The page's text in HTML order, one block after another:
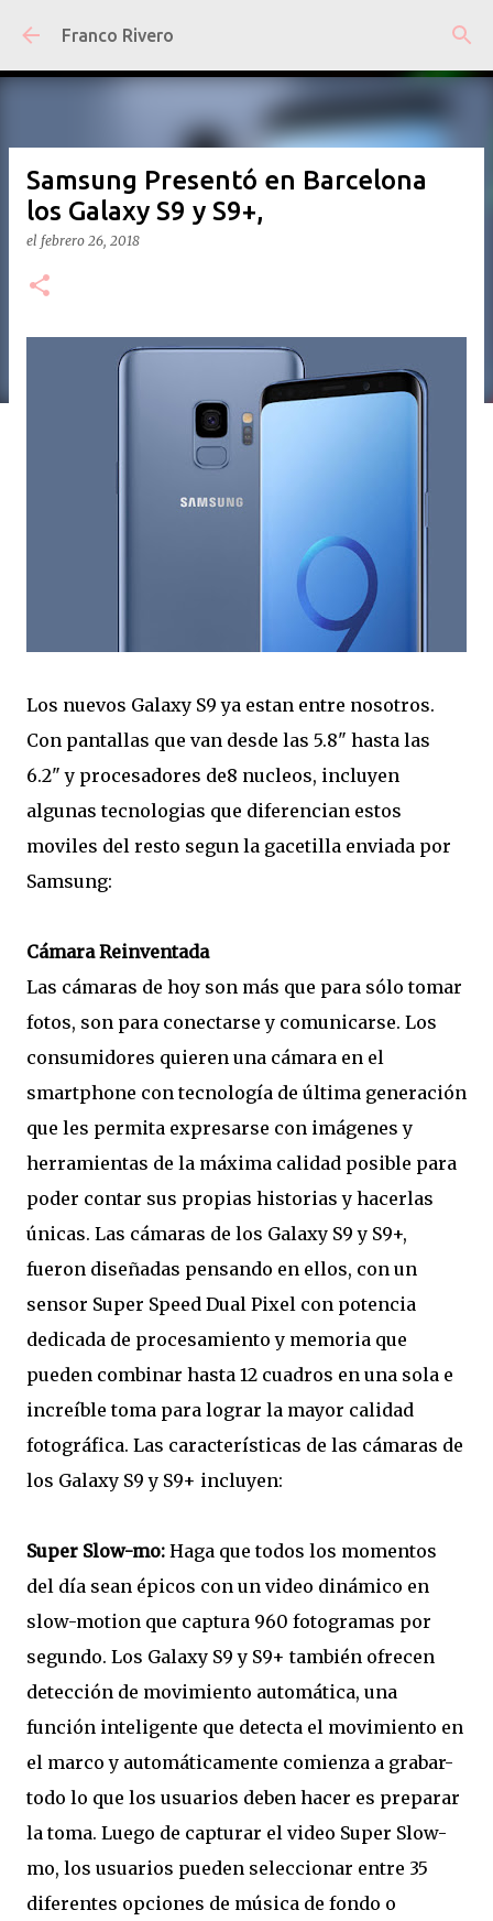
Ir al contenido principal
Franco Rivero
Samsung Presentó en Barcelona
los Galaxy S9 y S9+,
el febrero 26, 2018
Los nuevos Galaxy S9 ya estan entre nosotros.
Con pantallas que van desde las 5.8" hasta las
6.2" y procesadores de8 nucleos, incluyen
algunas tecnologias que diferencian estos
moviles del resto segun la gacetilla enviada por
Samsung:
Cámara Reinventada
Las cámaras de hoy son más que para sólo tomar
fotos, son para conectarse y comunicarse. Los
consumidores quieren una cámara en el
smartphone con tecnología de última generación
que les permita expresarse con imágenes y
herramientas de la máxima calidad posible para
poder contar sus propias historias y hacerlas
únicas. Las cámaras de los Galaxy S9 y S9+,
fueron diseñadas pensando en ellos, con un
sensor Super Speed Dual Pixel con potencia
dedicada de procesamiento y memoria que
pueden combinar hasta 12 cuadros en una sola e
increíble toma para lograr la mayor calidad
fotográfica. Las características de las cámaras de
los Galaxy S9 y S9+ incluyen:
Super Slow-mo: Haga que todos los momentos
del día sean épicos con un video dinámico en
slow-motion que captura 960 fotogramas por
segundo. Los Galaxy S9 y S9+ también ofrecen
detección de movimiento automática, una
función inteligente que detecta el movimiento en
el marco y automáticamente comienza a grabar-
todo lo que los usuarios deben hacer es preparar
la toma. Luego de capturar el video Super Slow-
mo, los usuarios pueden seleccionar entre 35
diferentes opciones de música de fondo o